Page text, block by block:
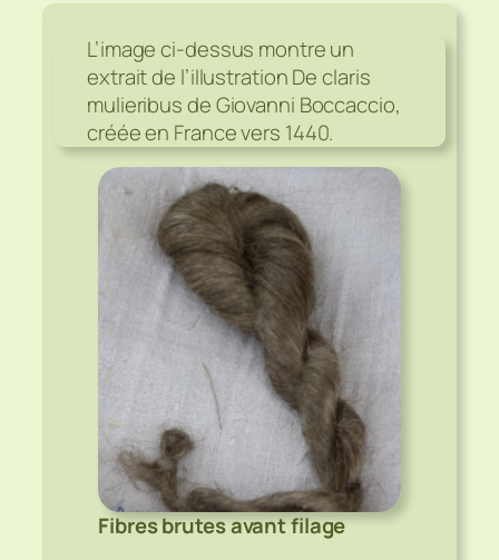
L’image ci-dessus montre un
extrait de l’illustration De claris
mulieribus de Giovanni Boccaccio,
créée en France vers 1440.
Fibres brutes avant filage